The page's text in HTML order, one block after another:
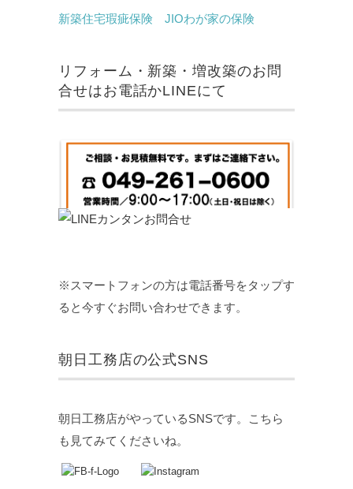
新築住宅瑕疵保険 JIOわが家の保険
リフォーム・新築・増改築のお問
合せはお電話かLINEにて
※スマートフォンの方は電話番号をタップす
ると今すぐお問い合わせできます。
朝日工務店の公式SNS
朝日工務店がやっているSNSです。こちら
も見てみてくださいね。